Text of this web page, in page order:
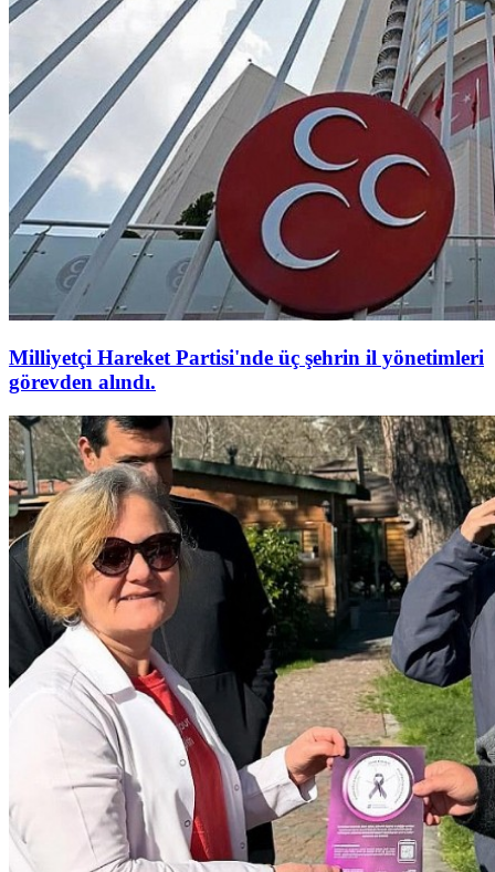
Milliyetçi Hareket Partisi'nde üç şehrin il yönetimleri
görevden alındı.